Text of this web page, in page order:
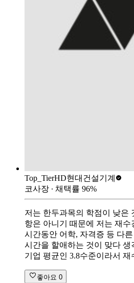
Top_TierHD현대건설기계
코사장 ∙ 채택률 96%
저는 한두과목의 학점이 낮은
항은 아니기 때문에 저는 재
시간동안 어학, 자격증 등 다
시간을 할애하는 것이 맞다 생
기업 평균인 3.8수준이라서
좋아요 0